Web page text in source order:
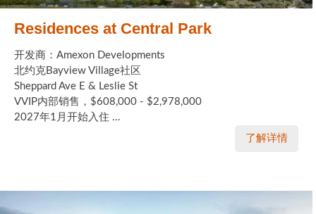
Residences at Central Park
开发商：Amexon Developments
北约克Bayview Village社区
Sheppard Ave E & Leslie St
VVIP内部销售，$608,000 - $2,978,000
2027年1月开始入住 ...
了解详情